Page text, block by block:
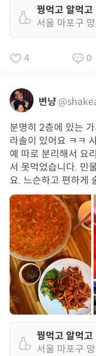
꿩먹고 알먹고
서울 마포구
4 0
변냥
분명히 2층에 있는
라솔이 있어요 ㅋㅋ
예 따로 분리해서 요
서 못먹었습니다. 민
요. 느슨하고 편하게
꿩먹고 알먹고
서울 마포구